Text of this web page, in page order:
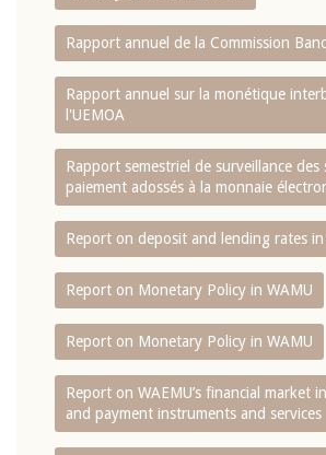
Rapport annuel de la Commission
Rapport annuel sur la monétique
l'UEMOA
Rapport semestriel de surveillance des
paiement adossés à la monnaie
Report on deposit and lending rates in
Report on Monetary Policy in WAMU
Report on Monetary Policy in WAMU
Report on WAEMU’s financial market
and payment instruments and services